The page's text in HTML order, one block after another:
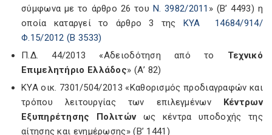
σύμφωνα με το άρθρο 26 του Ν. 3982/2011 » (Β’ 4493) η
οποία καταργεί το άρθρο 3 της ΚΥΑ 14684/914/
Φ.15/2012 (Β 3533)
Π.Δ. 44/2013 «Αδειοδότηση από το Τεχνικό
Επιμελητήριο Ελλάδος» (Α’ 82)
ΚΥΑ οικ. 7301/504/2013 «Καθορισμός προδιαγραφών και
τρόπου λειτουργίας των επιλεγμένων Κέντρων
Εξυπηρέτησης Πολιτώνως κέντρα υποδοχής της
αίτησης και ενημέρωσης» (Β’ 1441)